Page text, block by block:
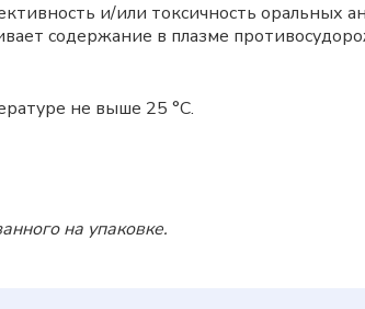
и/или токсичность оральных
содержание в плазме
не выше 25 °C.
на упаковке.